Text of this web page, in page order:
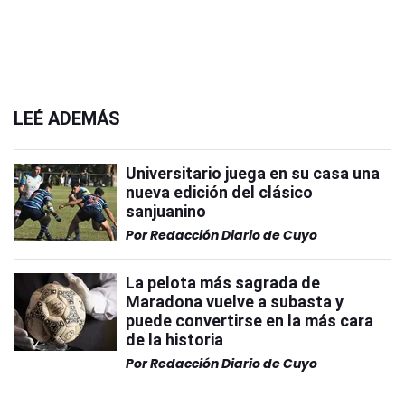
LEÉ ADEMÁS
Universitario juega en su casa una
nueva edición del clásico
sanjuanino
PorRedacción Diario de Cuyo
La pelota más sagrada de
Maradona vuelve a subasta y
puede convertirse en la más cara
de la historia
PorRedacción Diario de Cuyo